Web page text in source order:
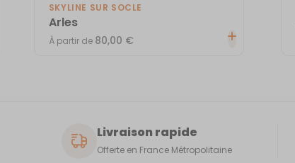
SKYLINE SUR SOCLE
Arles
À partir de 80,00 €
Livraison rapide
Offerte en France Métropolitaine